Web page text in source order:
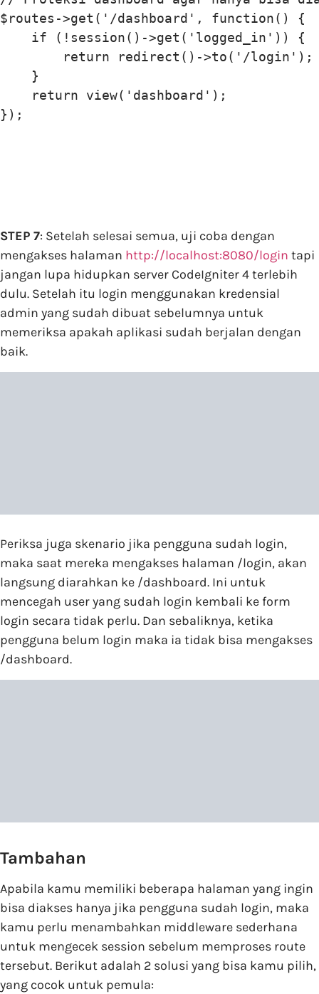
$routes->get('/dashboard', function() {
    if (!session()->get('logged_in')) {
        return redirect()->to('/login');
    }
    return view('dashboard');
STEP 7: Setelah selesai semua, uji coba dengan
mengakses halaman http://localhost:8080/login tapi
jangan lupa hidupkan server CodeIgniter 4 terlebih
dulu. Setelah itu login menggunakan kredensial
admin yang sudah dibuat sebelumnya untuk
memeriksa apakah aplikasi sudah berjalan dengan
baik.
Periksa juga skenario jika pengguna sudah login,
maka saat mereka mengakses halaman /login, akan
langsung diarahkan ke /dashboard. Ini untuk
mencegah user yang sudah login kembali ke form
login secara tidak perlu. Dan sebaliknya, ketika
pengguna belum login maka ia tidak bisa mengakses
/dashboard.
Tambahan
Apabila kamu memiliki beberapa halaman yang ingin
bisa diakses hanya jika pengguna sudah login, maka
kamu perlu menambahkan middleware sederhana
untuk mengecek session sebelum memproses route
tersebut. Berikut adalah 2 solusi yang bisa kamu pilih,
yang cocok untuk pemula: